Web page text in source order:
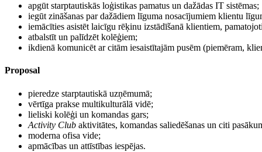
apgūt starptautiskās loģistikas pamatus un dažādas IT sistēmas;
iegūt zināšanas par dažādiem līguma nosacījumiem klientu
iemācīties asistēt laicīgu rēķinu izstādīšanā klientiem,
atbalstīt un palīdzēt kolēģiem;
ikdienā komunicēt ar citām iesaistītajām pusēm (piemēram,
Proposal
pieredze starptautiskā uzņēmumā;
vērtīga prakse multikulturālā vidē;
lieliski kolēģi un komandas gars;
Activity Club aktivitātes, komandas saliedēšanas un citi
moderna ofisa vide;
apmācības un attīstības iespējas.